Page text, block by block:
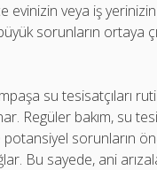
evinizin veya iş
sorunların ortaya
su tesisatçıları
Regüler bakım, su
potansiyel sorunların
Bu sayede, ani